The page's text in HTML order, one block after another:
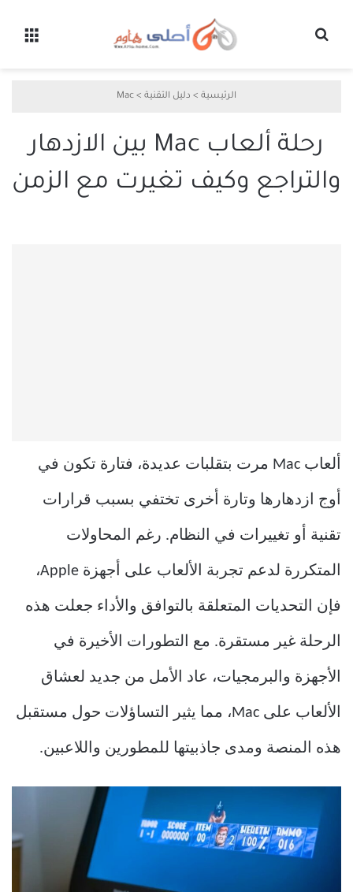
الرئيسية > دليل التقنية >
Mac
رحلة ألعاب Mac بين الازدهار
والتراجع وكيف تغيرت مع الزمن
ألعاب Mac مرت بتقلبات عديدة، فتارة تكون في
أوج ازدهارها وتارة أخرى تختفي بسبب قرارات
تقنية أو تغييرات في النظام. رغم المحاولات
المتكررة لدعم تجربة الألعاب على أجهزة Apple،
فإن التحديات المتعلقة بالتوافق والأداء جعلت هذه
الرحلة غير مستقرة. مع التطورات الأخيرة في
الأجهزة والبرمجيات، عاد الأمل من جديد لعشاق
الألعاب على Mac، مما يثير التساؤلات حول مستقبل
هذه المنصة ومدى جاذبيتها للمطورين واللاعبين.